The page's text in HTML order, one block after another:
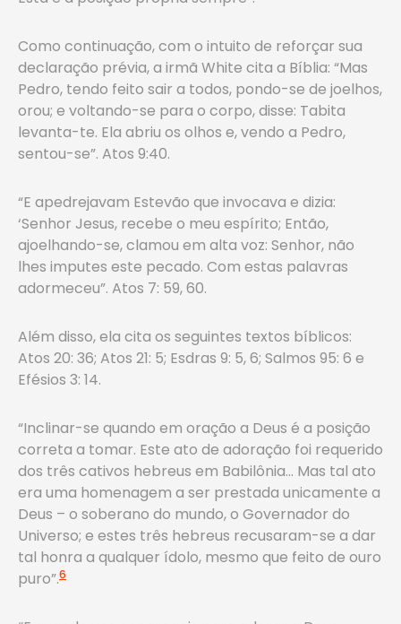
Como continuação, com o intuito de reforçar sua
declaração prévia, a irmã White cita a Bíblia: “Mas
Pedro, tendo feito sair a todos, pondo-se de joelhos,
orou; e voltando-se para o corpo, disse: Tabita
levanta-te. Ela abriu os olhos e, vendo a Pedro,
sentou-se”. Atos 9:40.
“E apedrejavam Estevão que invocava e dizia:
‘Senhor Jesus, recebe o meu espírito; Então,
ajoelhando-se, clamou em alta voz: Senhor, não
lhes imputes este pecado. Com estas palavras
adormeceu”. Atos 7: 59, 60.
Além disso, ela cita os seguintes textos bíblicos:
Atos 20: 36; Atos 21: 5; Esdras 9: 5, 6; Salmos 95: 6 e
Efésios 3: 14.
“Inclinar-se quando em oração a Deus é a posição
correta a tomar. Este ato de adoração foi requerido
dos três cativos hebreus em Babilônia… Mas tal ato
era uma homenagem a ser prestada unicamente a
Deus – o soberano do mundo, o Governador do
Universo; e estes três hebreus recusaram-se a dar
tal honra a qualquer ídolo, mesmo que feito de ouro
puro”.6